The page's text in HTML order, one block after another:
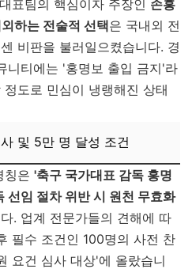
표팀의 핵심이자 주장인 손흥
하는 전술적 선택은 국내외 전
비판을 불러일으켰습니다. 경
니티에는 '홍명보 출입 금지'라
도로 민심이 냉랭해진 상태
및 5만 명 달성 조건
칭은 '축구 국가대표 감독 홍명
선임 절차 위반 시 원천 무효화
. 업계 전문가들의 견해에 따
필수 조건인 100명의 사전 찬
요건 심사 대상'에 올랐습니